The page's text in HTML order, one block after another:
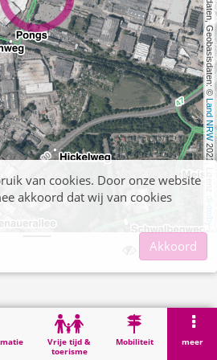
, Kartendaten, Geobasisdaten: ©
Land NRW
2021, Lizenz
dl-de/by-2-0
Vrije tijd &
toerisme
Mobiliteit meer
van cookies. Door onze website
akkoord dat wij van cookies
Akkoord